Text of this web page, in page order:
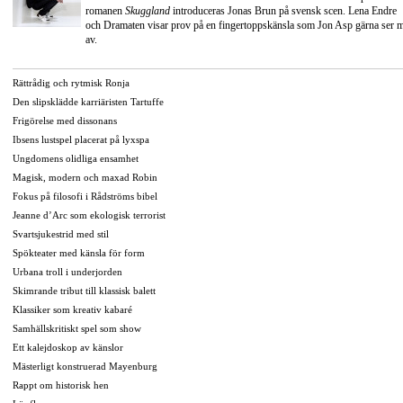
romanen Skuggland introduceras Jonas Brun på svensk scen. Lena Endre
och Dramaten visar prov på en fingertoppskänsla som Jon Asp gärna ser
av.
Rättrådig och rytmisk Ronja
Den slipsklädde karriäristen Tartuffe
Frigörelse med dissonans
Ibsens lustspel placerat på lyxspa
Ungdomens olidliga ensamhet
Magisk, modern och maxad Robin
Fokus på filosofi i Rådströms bibel
Jeanne d’Arc som ekologisk terrorist
Svartsjukestrid med stil
Spökteater med känsla för form
Urbana troll i underjorden
Skimrande tribut till klassisk balett
Klassiker som kreativ kabaré
Samhällskritiskt spel som show
Ett kalejdoskop av känslor
Mästerligt konstruerad Mayenburg
Rappt om historisk hen